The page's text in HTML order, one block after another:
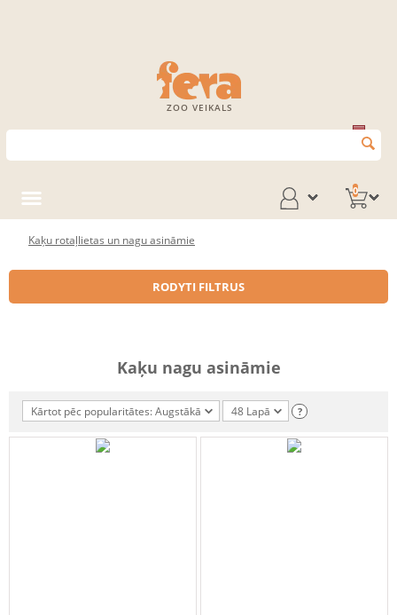
ZOO VEIKALS
0
Kaķu rotaļlietas un nagu asināmie
RODYTI FILTRUS
Kaķu nagu asināmie
Kārtot pēc popularitātes: Augstākā 48 Lapā ?